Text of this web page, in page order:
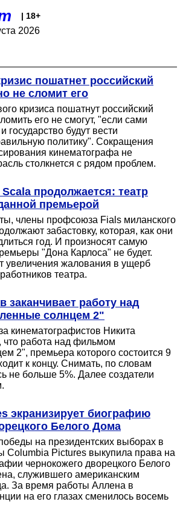
| 18+
2026
пошатнет российский
не сломит его
кризиса пошатнут российский
его не смогут, "если сами
государство будут вести
политику". Сокращения
кинематографа не
столкнется с рядом проблем.
продолжается: театр
премьерой
члены профсоюза Fials миланского
забастовку, которая, как они
год. И произносят самую
"Дона Карлоса" не будет.
увеличения жалования в ущерб
театра.
заканчивает работу над
солнцем 2"
кинематографистов Никита
работа над фильмом
2", премьера которого состоится 9
к концу. Снимать, по словам
не больше 5%. Далее создатели
экранизирует биографию
Белого Дома
на президентских выборах в
Pictures выкупила права на
чернокожего дворецкого Белого
служившего американским
За время работы Аллена в
на его глазах сменилось восемь